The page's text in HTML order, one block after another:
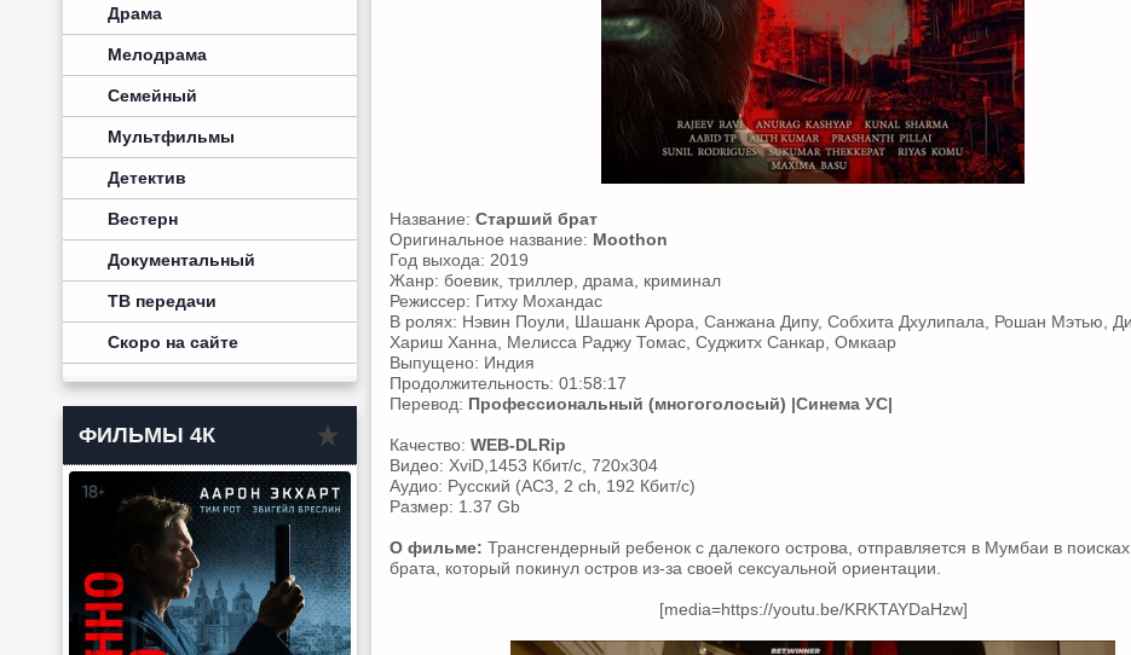
Драма
Мелодрама
Семейный
Мультфильмы
Детектив
Вестерн
Документальный
ТВ передачи
Скоро на сайте
ФИЛЬМЫ 4К
Название: Старший брат
Оригинальное название: Moothon
Год выхода: 2019
Жанр: боевик, триллер, драма, криминал
Режиссер: Гитху Мохандас
В ролях: Нэвин Поули, Шашанк Арора, Санжана Дипу, Собхита Дхулипала, Рошан Мэтью,
Хариш Ханна, Мелисса Раджу Томас, Суджитх Санкар, Омкаар
Выпущено: Индия
Продолжительность: 01:58:17
Перевод: Профессиональный (многоголосый) |Синема УС|
Качество: WEB-DLRip
Видео: XviD,1453 Кбит/с, 720x304
Аудио: Русский (AC3, 2 ch, 192 Кбит/с)
Размер: 1.37 Gb
О фильме: Трансгендерный ребенок с далекого острова, отправляется в Мумбаи в
брата, который покинул остров из-за своей сексуальной ориентации.
[media=https://youtu.be/KRKTAYDaHzw]